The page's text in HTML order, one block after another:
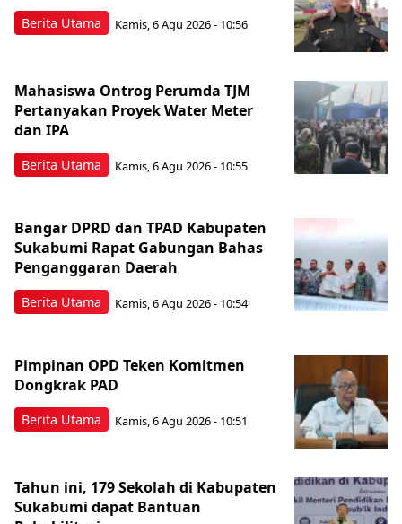
Berita Utama Kamis, 6 Agu 2026 - 10:56
Berita Utama
Mahasiswa Ontrog Perumda TJM
Pertanyakan Proyek Water Meter
dan IPA
Kamis, 6 Agu 2026 - 10:55
Berita Utama
Bangar DPRD dan TPAD Kabupaten
Sukabumi Rapat Gabungan Bahas
Penganggaran Daerah
Kamis, 6 Agu 2026 - 10:54
Berita Utama
Pimpinan OPD Teken Komitmen
Dongkrak PAD
Kamis, 6 Agu 2026 - 10:51
Tahun ini, 179 Sekolah di Kabupaten
Sukabumi dapat Bantuan